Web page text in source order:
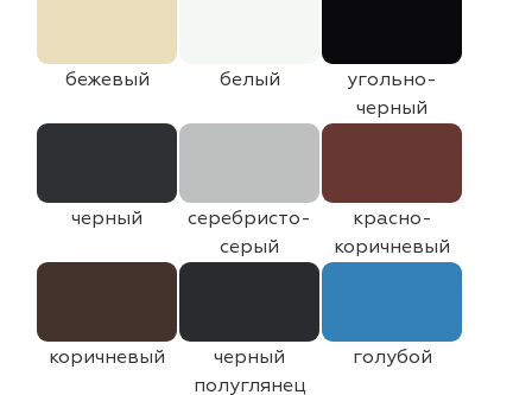
бежевый белый
угольно-
черный
черный
серебристо-
серый
красно-
коричневый
коричневый
черный
полуглянец
голубой